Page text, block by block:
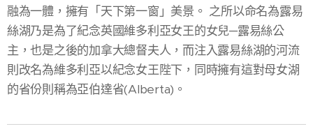
融為一體，擁有「天下第一窗」美景。 之所以命名為露易
絲湖乃是為了紀念英國維多利亞女王的女兒─露易絲公
主，也是之後的加拿大總督夫人，而注入露易絲湖的河流
則改名為維多利亞以紀念女王陛下，同時擁有這對母女湖
的省份則稱為亞伯達省(Alberta)。